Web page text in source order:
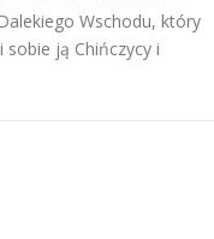
Wschodu, który
sobie ją Chińczycy i